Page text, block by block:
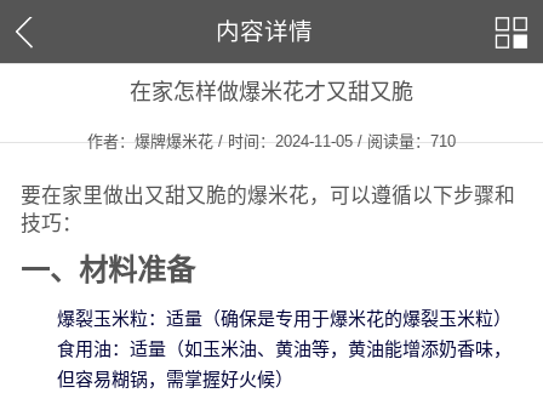
内容详情
在家怎样做爆米花才又甜又脆
作者：爆牌爆米花 / 时间：2024-11-05 / 阅读量：710
要在家里做出又甜又脆的爆米花，可以遵循以下步骤和
技巧：
一、材料准备
爆裂玉米粒：适量（确保是专用于爆米花的爆裂玉米粒）
食用油：适量（如玉米油、黄油等，黄油能增添奶香味，
但容易糊锅，需掌握好火候）